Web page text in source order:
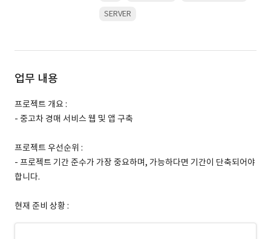
SERVER
업무 내용
프로젝트 개요 :
- 중고차 경매 서비스 웹 및 앱 구축
프로젝트 우선순위 :
- 프로젝트 기간 준수가 가장 중요하며, 가능하다면 기간이 단축되어야
합니다.
현재 준비 상황 :